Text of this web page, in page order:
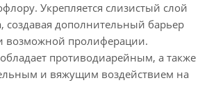
Укрепляется слизистый слой
создавая дополнительный барьер
возможной пролиферации.
противодиарейным, а также
и вяжущим воздействием на